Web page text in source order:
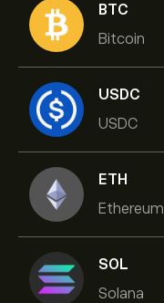
BTC
Bitcoin
USDC
USDC
ETH
Ethereum
SOL
Solana